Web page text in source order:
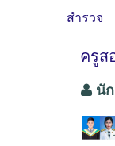
สำรวจ
ครูส
นั